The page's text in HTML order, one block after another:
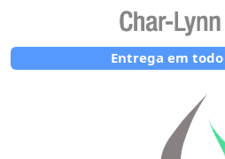
Entrega em